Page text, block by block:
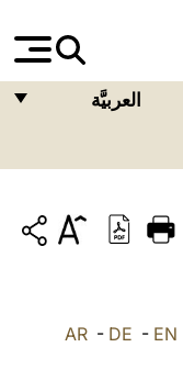
العربيَّة
ITALIANO
AR- DE - EN